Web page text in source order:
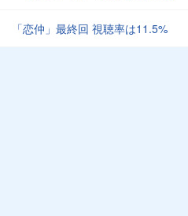
「恋仲」最終回 視聴率は11.5%